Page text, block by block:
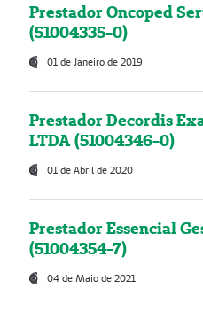
Prestador Oncoped
(51004335-0)
01 de Janeiro de 2019
Prestador Decordis
LTDA (51004346-0)
01 de Abril de 2020
Prestador Essencial
(51004354-7)
04 de Maio de 2021